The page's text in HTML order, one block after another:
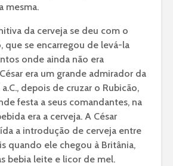
mesma.
da cerveja se deu com o
que se encarregou de levá-la
onde ainda não era
era um grande admirador da
depois de cruzar o Rubicão,
festa a seus comandantes, na
era a cerveja. A César
a introdução de cerveja entre
quando ele chegou à Britânia,
bebia leite e licor de mel.